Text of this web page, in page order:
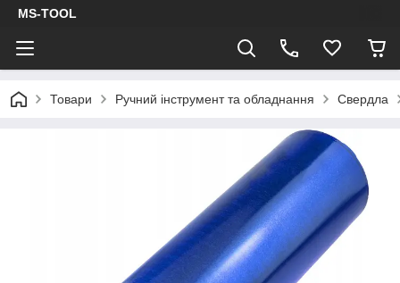
MS-TOOL
Товари Ручний інструмент та обладнання Свердла